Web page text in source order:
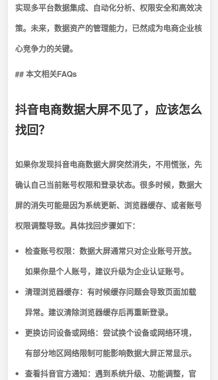
实现多平台数据集成、自动化分析、权限安全和高效决
策。未来，数据资产的管理能力，已然成为电商企业核
心竞争力的关键。
## 本文相关FAQs
抖音电商数据大屏不见了，应该怎么
找回？
如果你发现抖音电商数据大屏突然消失，不用慌张，先
确认自己当前账号权限和登录状态。很多时候，数据大
屏的消失可能是因为系统更新、浏览器缓存、或者账号
权限调整导致。具体找回步骤如下：
检查账号权限： 数据大屏通常只对企业账号开放。
如果你是个人账号，建议升级为企业认证账号。
清理浏览器缓存： 有时候缓存问题会导致页面加载
异常。建议清除浏览器缓存后再重新登录。
更换访问设备或网络： 尝试换个设备或网络环境，
有部分地区网络限制可能影响数据大屏正常显示。
查看抖音官方通知： 遇到系统升级、功能调整，官